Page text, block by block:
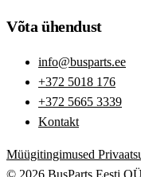
Võta ühendust
info@busparts.ee
+372 5018 176
+372 5665 3339
Kontakt
Müügitingimused
© 2026 BusParts Eesti